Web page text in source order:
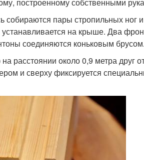
собираются пары стропильных ног
на крыше. Два
соединяются коньковым брусом.
расстоянии около 0,9 метра друг
и сверху фиксируется